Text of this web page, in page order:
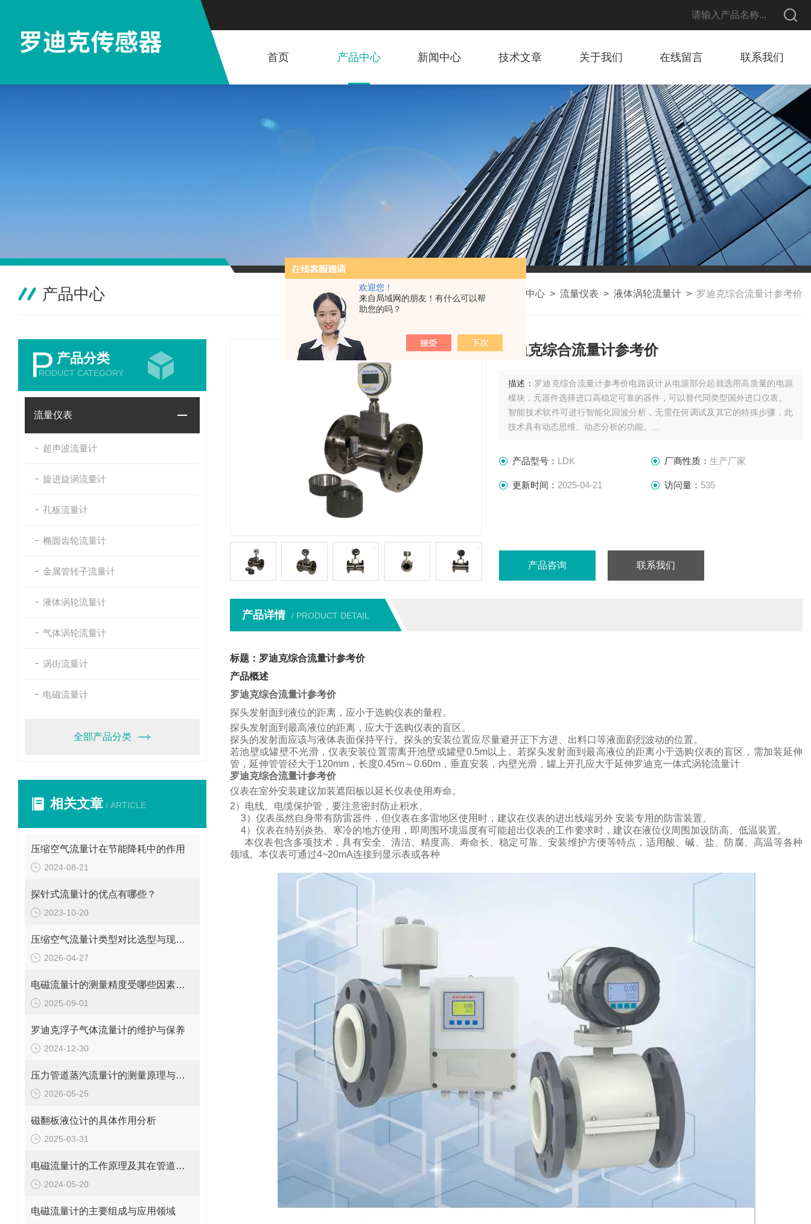
欢迎您！
来自局域网的朋友！有什么可以帮
助您的吗？
首页 产品中心 新闻中心 技术文章 关于我们 在线留言 联系我们
产品中心 我的位置：首页 产品中心 > 流量仪表 > 液体涡轮流量计 > 罗迪克综合流量计参考价
P 产品分类
RODUCT CATEGORY
流量仪表
超声波流量计
旋进旋涡流量计
孔板流量计
椭圆齿轮流量计
金属管转子流量计
液体涡轮流量计
气体涡轮流量计
涡街流量计
电磁流量计
全部产品分类
相关文章 / ARTICLE
压缩空气流量计在节能降耗中的作用
2024-08-21
探针式流量计的优点有哪些？
2023-10-20
压缩空气流量计类型对比选型与现场安装维修要点
2026-04-27
电磁流量计的测量精度受哪些因素影响?
2025-09-01
罗迪克浮子气体流量计的维护与保养
2024-12-30
压力管道蒸汽流量计的测量原理与日常维护操作规范
2026-05-25
磁翻板液位计的具体作用分析
2025-03-31
电磁流量计的工作原理及其在管道系统中的应用
2024-05-20
电磁流量计的主要组成与应用领域
罗迪克综合流量计参考价
描述： 罗迪克综合流量计参考价电路设计从电源部分起就选用高质量的电源
模块，元器件选择进口高稳定可靠的器件，可以替代同类型国外进口仪表。
智能技术软件可进行智能化回波分析，无需任何调试及其它的特殊步骤，此
技术具有动态思维、动态分析的功能。
产品型号： LDK 厂商性质： 生产厂家
更新时间： 2025-04-21 访问量： 535
产品咨询 联系我们
产品详情 / PRODUCT DETAIL
标题：罗迪克综合流量计参考价
产品概述
罗迪克综合流量计参考价
探头发射面到液位的距离，应小于选购仪表的量程。
探头发射面到最高液位的距离，应大于选购仪表的盲区。
探头的发射面应该与液体表面保持平行。 探头的安装位置应尽量避开正下方进、出料口等液面剧烈波动的位置。
若池壁或罐壁不光滑，仪表安装位置需离开池壁或罐壁0.5m以上。 若探头发射面到最高液位的距离小于选购仪表的盲区，需加装延伸
管， 延伸管管径大于120mm ，长度0.45m～0.60m ，垂直安装，内壁光滑，罐上开孔应大于延伸罗迪克一体式涡轮流量计
罗迪克综合流量计参考价
仪表在室外安装建议加装遮阳板以延长仪表使用寿命。
2）电线、电缆保护管，要注意密封防止积水。
3）仪表虽然自身带有防雷器件，但仪表在多雷地区使用时，建议在仪表的进出线端另外 安装专用的防雷装置。
4）仪表在特别炎热、寒冷的地方使用，即周围环境温度有可能超出仪表的工作要求时，建议在液位仪周围加设防高、低温装置。
本仪表包含多项技术，具有安全、清洁、精度高、寿命长、稳定可靠、安装维护方便等特点， 适用酸、碱、盐、防腐、高温等各种
领域。 本仪表可通过4~20mA连接到显示表或各种